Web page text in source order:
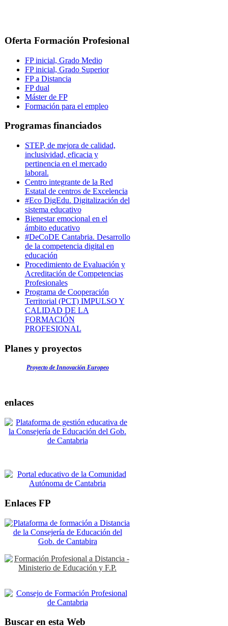
Oferta Formación Profesional
FP inicial, Grado Medio
FP inicial, Grado Superior
FP a Distancia
FP dual
Máster de FP
Formación para el empleo
Programas financiados
STEP, de mejora de calidad,
inclusividad, eficacia y
pertinencia en el mercado
laboral.
Centro integrante de la Red
Estatal de centros de Excelencia
#Eco DigEdu. Digitalización del
sistema educativo
Bienestar emocional en el
ámbito educativo
#DeCoDE Cantabria. Desarrollo
de la competencia digital en
educación
Procedimiento de Evaluación y
Acreditación de Competencias
Profesionales
Programa de Cooperación
Territorial (PCT) IMPULSO Y
CALIDAD DE LA
FORMACIÓN
PROFESIONAL
Planes y proyectos
Proyecto de Innovación Europeo
enlaces
Enlaces FP
Buscar en esta Web